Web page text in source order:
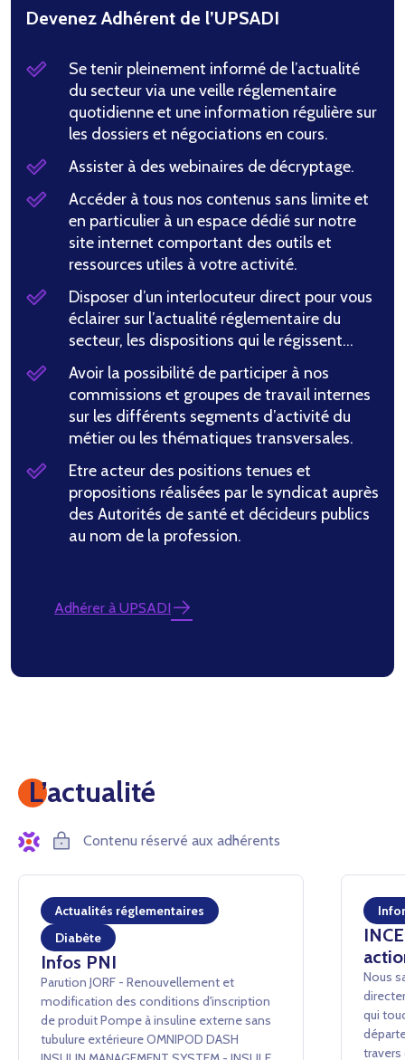
Devenez Adhérent de l’UPSADI
Se tenir pleinement informé de l’actualité
du secteur via une veille réglementaire
quotidienne et une information régulière sur
les dossiers et négociations en cours.
Assister à des webinaires de décryptage.
Accéder à tous nos contenus sans limite et
en particulier à un espace dédié sur notre
site internet comportant des outils et
ressources utiles à votre activité.
Disposer d’un interlocuteur direct pour vous
éclairer sur l’actualité réglementaire du
secteur, les dispositions qui le régissent…
Avoir la possibilité de participer à nos
commissions et groupes de travail internes
sur les différents segments d’activité du
métier ou les thématiques transversales.
Etre acteur des positions tenues et
propositions réalisées par le syndicat auprès
des Autorités de santé et décideurs publics
au nom de la profession.
Adhérer à UPSADI
L’actualité
Contenu réservé aux adhérents
Actualités réglementaires
Diabète
Infos PNI
Parution JORF - Renouvellement et
modification des conditions d'inscription
de produit Pompe à insuline externe sans
tubulure extérieure OMNIPOD DASH
Nous
qui